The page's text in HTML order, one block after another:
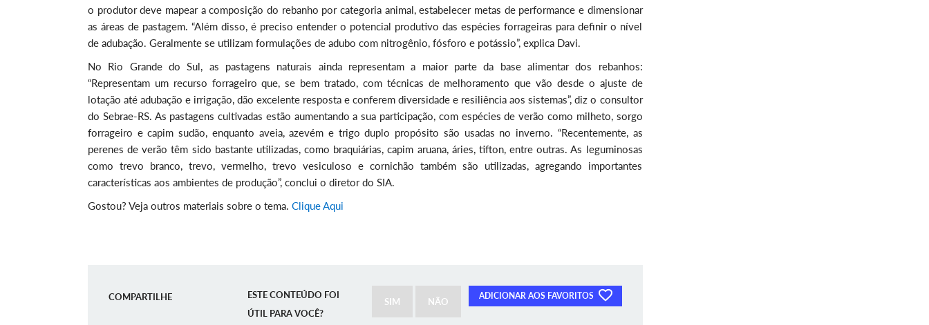
o produtor deve mapear a composição do rebanho por categoria animal, estabelecer metas de performance e dimensionar
as áreas de pastagem. “Além disso, é preciso entender o potencial produtivo das espécies forrageiras para definir o nível
de adubação. Geralmente se utilizam formulações de adubo com nitrogênio, fósforo e potássio”, explica Davi.
No Rio Grande do Sul, as pastagens naturais ainda representam a maior parte da base alimentar dos rebanhos:
“Representam um recurso forrageiro que, se bem tratado, com técnicas de melhoramento que vão desde o ajuste de
lotação até adubação e irrigação, dão excelente resposta e conferem diversidade e resiliência aos sistemas”, diz o consultor
do Sebrae-RS. As pastagens cultivadas estão aumentando a sua participação, com espécies de verão como milheto, sorgo
forrageiro e capim sudão, enquanto aveia, azevém e trigo duplo propósito são usadas no inverno. “Recentemente, as
perenes de verão têm sido bastante utilizadas, como braquiárias, capim aruana, áries, tifton, entre outras. As leguminosas
como trevo branco, trevo, vermelho, trevo vesiculoso e cornichão também são utilizadas, agregando importantes
características aos ambientes de produção”, conclui o diretor do SIA.
Gostou? Veja outros materiais sobre o tema. Clique Aqui
COMPARTILHE ADICIONAR AOS FAVORITOS
ESTE CONTEÚDO FOI
ÚTIL PARA VOCÊ?
SIM NÃO